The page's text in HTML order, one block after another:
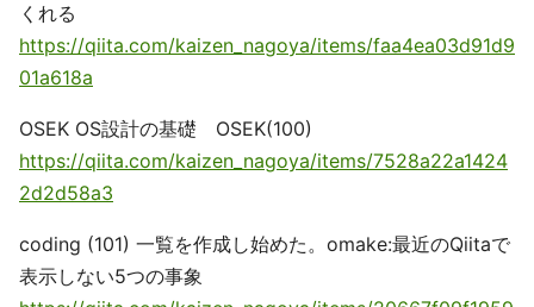
くれる
https://qiita.com/kaizen_nagoya/items/faa4ea03d91d9
01a618a
OSEK OS設計の基礎 OSEK(100)
https://qiita.com/kaizen_nagoya/items/7528a22a1424
2d2d58a3
coding (101) 一覧を作成し始めた。omake:最近のQiitaで
表示しない5つの事象